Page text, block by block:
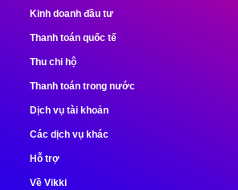
Kinh doanh đầu tư
Thanh toán quốc tế
Thu chi hộ
Thanh toán trong nước
Dịch vụ tài khoản
Các dịch vụ khác
Hỗ trợ
Về Vikki